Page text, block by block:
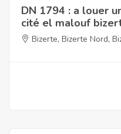
DN 1794 : a louer
cité el malouf
Bizerte, Bizerte Nord,